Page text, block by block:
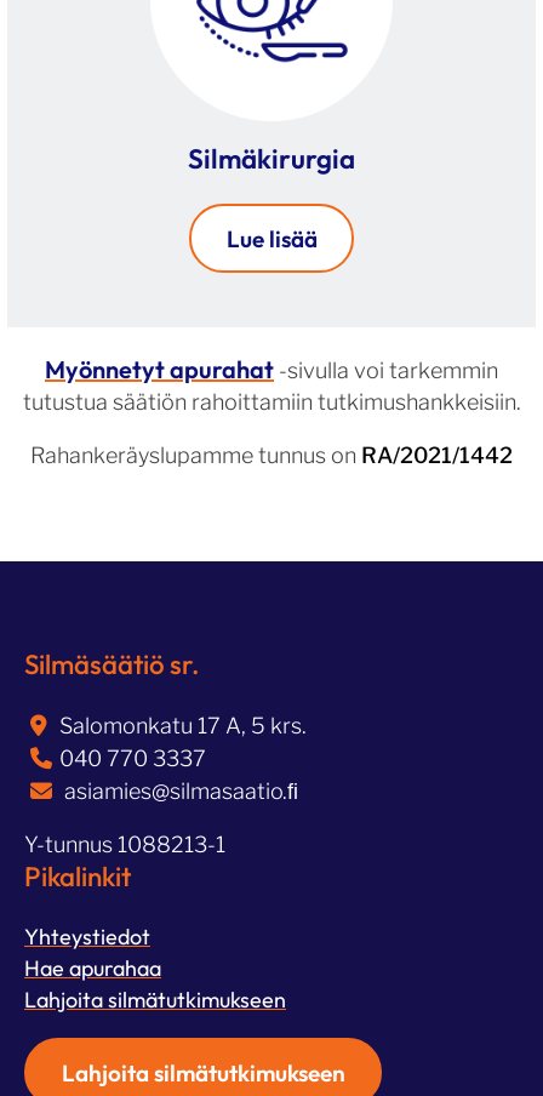
Silmäkirurgia
Lue lisää
Myönnetyt apurahat -sivulla voi tarkemmin
tutustua säätiön rahoittamiin tutkimushankkeisiin.
Rahankeräyslupamme tunnus on RA/2021/1442
Silmäsäätiö sr.
Salomonkatu 17 A, 5 krs.
040 770 3337
asiamies@silmasaatio.ﬁ
Y-tunnus 1088213-1
Pikalinkit
Yhteystiedot
Hae apurahaa
Lahjoita silmätutkimukseen
Lahjoita silmätutkimukseen